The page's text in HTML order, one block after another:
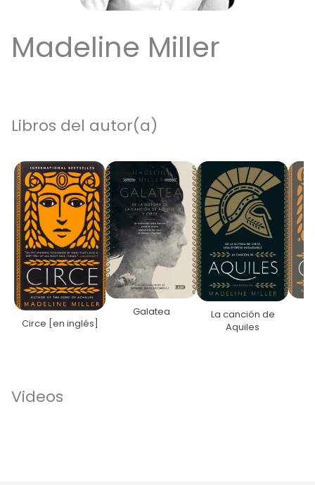
Madeline Miller
Libros del autor(a)
Circe [en inglés]
Galatea
La canción de
Aquiles
Videos